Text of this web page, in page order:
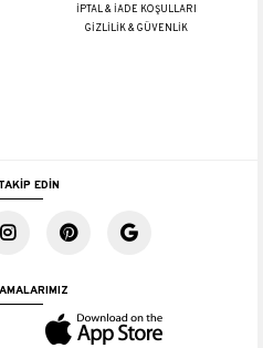
İPTAL & İADE KOŞULLARI
GİZLİLİK & GÜVENLİK
EDİN